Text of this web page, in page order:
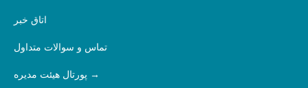
اتاق خبر
تماس و سوالات متداول
پورتال هیئت مدیره